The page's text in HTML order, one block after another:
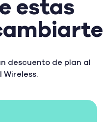
estas
descuento de plan al
Wireless.